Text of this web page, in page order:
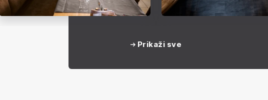
na zidovima i plafonu predstavljaju
multifunkcionalnom
stepenište prirodnog
Prikaži sve